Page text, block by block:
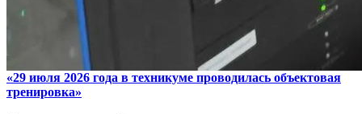
«29 июля 2026 года в техникуме проводилась объектовая
тренировка»